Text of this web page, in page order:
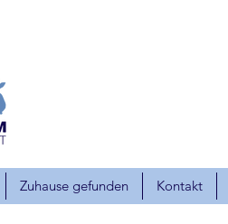
Zuhause gefunden Kontakt